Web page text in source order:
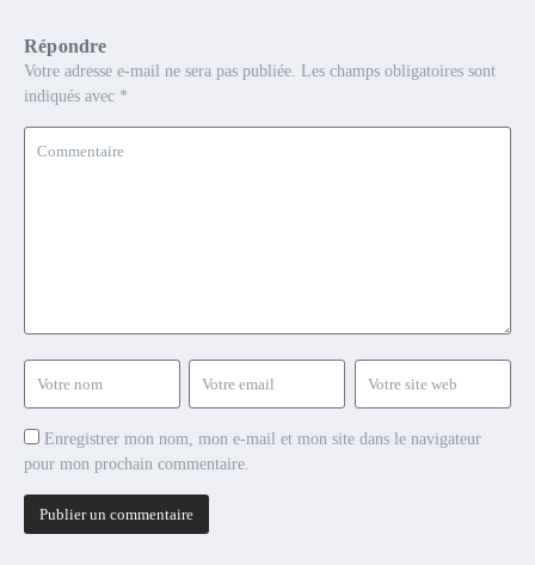
Répondre
Votre adresse e-mail ne sera pas publiée. Les champs obligatoires sont
indiqués avec *
Enregistrer mon nom, mon e-mail et mon site dans le navigateur
pour mon prochain commentaire.